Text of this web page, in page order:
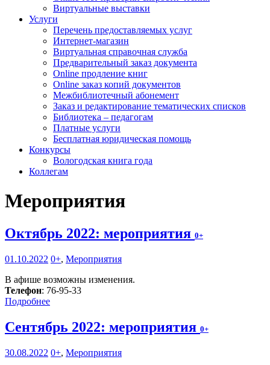
Виртуальные выставки
Услуги
Перечень предоставляемых услуг
Интернет-магазин
Виртуальная справочная служба
Предварительный заказ документа
Online продление книг
Online заказ копий документов
Межбиблиотечный абонемент
Заказ и редактирование тематических списков
Библиотека – педагогам
Платные услуги
Бесплатная юридическая помощь
Конкурсы
Вологодская книга года
Коллегам
Мероприятия
Октябрь 2022: мероприятия 0+
01.10.2022 0+, Мероприятия
В афише возможны изменения.
Телефон: 76-95-33
Подробнее
Сентябрь 2022: мероприятия 0+
30.08.2022 0+, Мероприятия